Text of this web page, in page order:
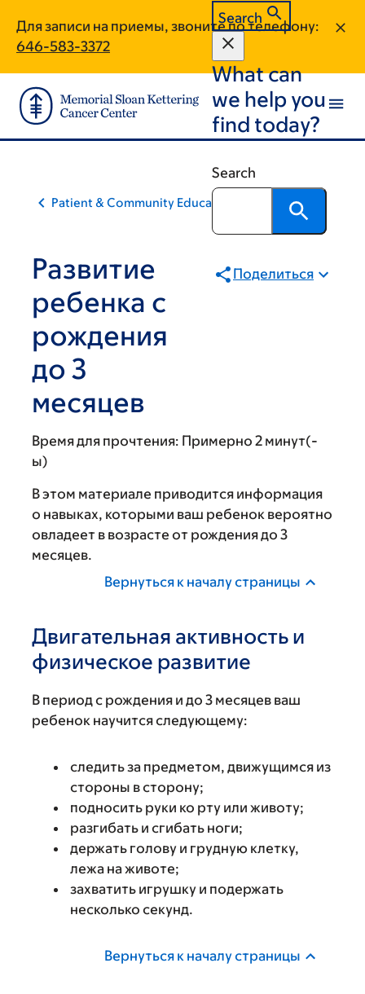
main
content
footer
Для записи на приемы, звоните по телефону:
646-583-3372
Search
What can
we help you
find today?
Search
Patient & Community Education
Развитие
ребенка с
рождения
до 3
месяцев
Поделиться
Время для прочтения: Примерно 2 минут(-
ы)
В этом материале приводится информация
о навыках, которыми ваш ребенок вероятно
овладеет в возрасте от рождения до 3
месяцев.
Вернуться к началу страницы
Двигательная активность и
физическое развитие
В период с рождения и до 3 месяцев ваш
ребенок научится следующему:
следить за предметом, движущимся из
стороны в сторону;
подносить руки ко рту или животу;
разгибать и сгибать ноги;
держать голову и грудную клетку,
лежа на животе;
захватить игрушку и подержать
несколько секунд.
Вернуться к началу страницы